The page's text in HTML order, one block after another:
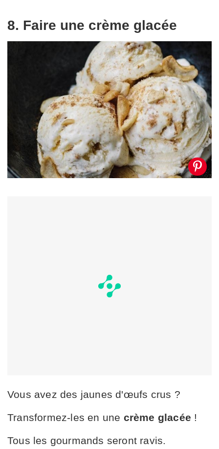
8. Faire une crème glacée
Vous avez des jaunes d'œufs crus ?
Transformez-les en une crème glacée !
Tous les gourmands seront ravis.